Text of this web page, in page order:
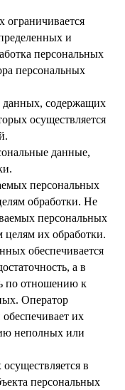
ограничивается
и
персональных
персональных
данных, содержащих
осуществляется
данные,
персональных
обработки. Не
персональных
их обработки.
обеспечивается
а в
по отношению к
Оператор
их
неполных или
в
персональных